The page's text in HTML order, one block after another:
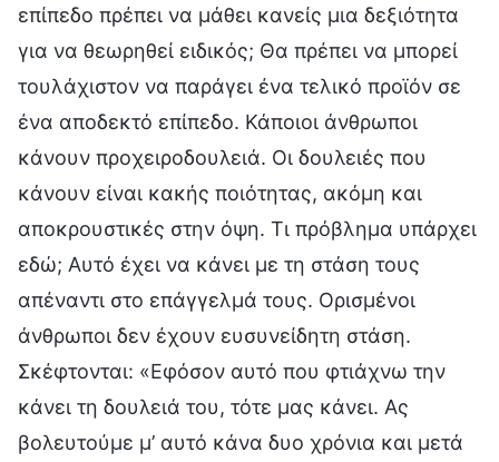
επίπεδο πρέπει να μάθει κανείς μια δεξιότητα
για να θεωρηθεί ειδικός; Θα πρέπει να μπορεί
τουλάχιστον να παράγει ένα τελικό προϊόν σε
ένα αποδεκτό επίπεδο. Κάποιοι άνθρωποι
κάνουν προχειροδουλειά. Οι δουλειές που
κάνουν είναι κακής ποιότητας, ακόμη και
αποκρουστικές στην όψη. Τι πρόβλημα υπάρχει
εδώ; Αυτό έχει να κάνει με τη στάση τους
απέναντι στο επάγγελμά τους. Ορισμένοι
άνθρωποι δεν έχουν ευσυνείδητη στάση.
Σκέφτονται: «Εφόσον αυτό που φτιάχνω την
κάνει τη δουλειά του, τότε μας κάνει. Ας
βολευτούμε μ’ αυτό κάνα δυο χρόνια και μετά